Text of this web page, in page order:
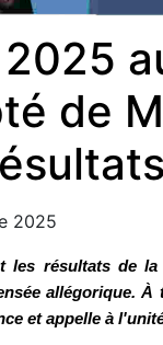
de
2025
les résultats de
allégorique.
et appelle à